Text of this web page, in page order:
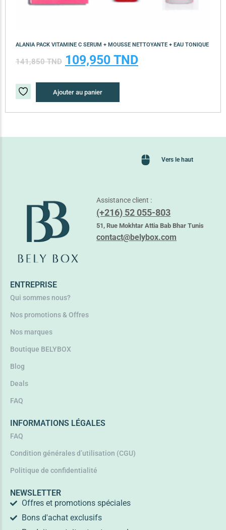
ALANIA PACK VITAMINE C SERUM + MOUSSE NETTOYANTE + EAU TONIQUE
141,850TND 109,950 TND
Ajouter au panier
Vers le haut
Assistance client :
(+216) 52 055-803
51, Rue Mokhtar Attia Bab Bhar Tunis
contact@belybox.com
ENTREPRISE
Qui sommes nous?
Nos promotions & Offres
Nos marques
Boutique BELYBOX
Blog
Deals
FAQ
INFORMATIONS LÉGALES
FAQ
Condition générales d’utilisation (CGU)
Politique de confidentialité
NEWSLETTER
Offres et promotions spéciales
Bons d'achat exclusifs